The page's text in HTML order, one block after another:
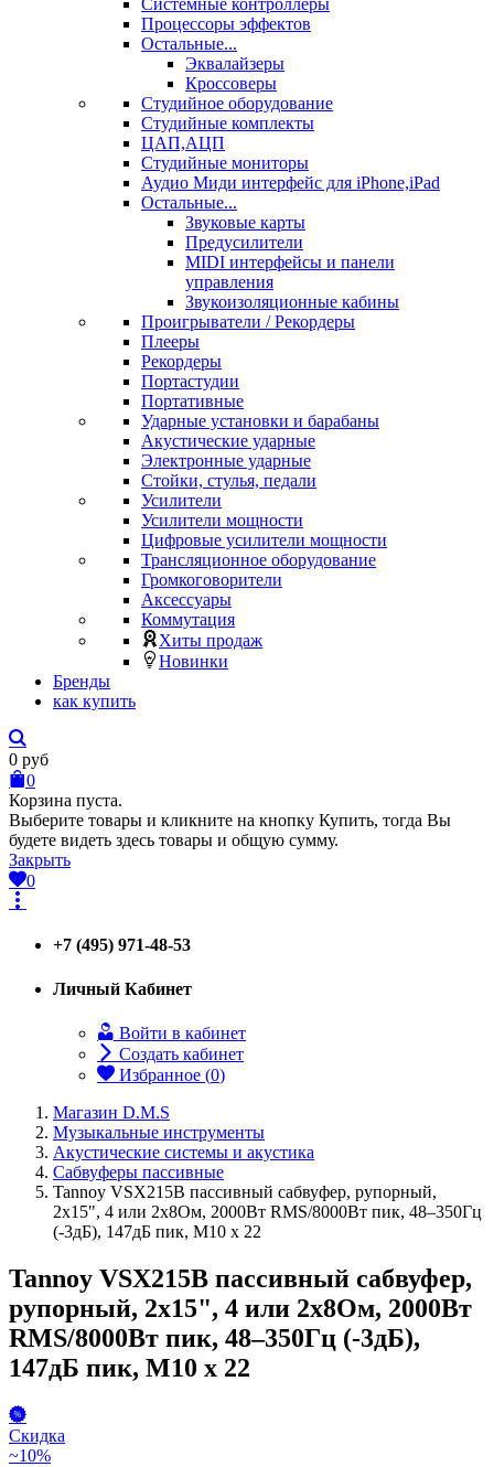
Системные контроллеры
Процессоры эффектов
Остальные...
Эквалайзеры
Кроссоверы
Студийное оборудование
Студийные комплекты
ЦАП,АЦП
Студийные мониторы
Аудио Миди интерфейс для iPhone,iPad
Остальные...
Звуковые карты
Предусилители
MIDI интерфейсы и панели
управления
Звукоизоляционные кабины
Проигрыватели / Рекордеры
Плееры
Рекордеры
Портастудии
Портативные
Ударные установки и барабаны
Акустические ударные
Электронные ударные
Стойки, стулья, педали
Усилители
Усилители мощности
Цифровые усилители мощности
Трансляционное оборудование
Громкоговорители
Аксессуары
Коммутация
Хиты продаж
Новинки
Бренды
как купить
0 руб
0
Корзина пуста.
Выберите товары и кликните на кнопку Купить, тогда Вы
будете видеть здесь товары и общую сумму.
Закрыть
0
+7 (495) 971-48-53
Личный Кабинет
Войти в кабинет
Создать кабинет
Избранное (0)
Магазин D.M.S
Музыкальные инструменты
Акустические системы и акустика
Сабвуферы пассивные
Tannoy VSX215B пассивный сабвуфер, рупорный,
2x15", 4 или 2x8Ом, 2000Вт RMS/8000Вт пик, 48–350Гц
(-3дБ), 147дБ пик, M10 x 22
Tannoy VSX215B пассивный сабвуфер,
рупорный, 2x15", 4 или 2x8Ом, 2000Вт
RMS/8000Вт пик, 48–350Гц (-3дБ),
147дБ пик, M10 x 22
Скидка
~10%